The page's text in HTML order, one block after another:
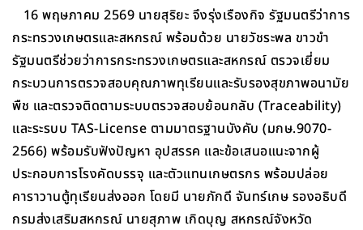
16 พฤษภาคม 2569 นายสุริยะ จึงรุ่งเรืองกิจ รัฐมนตรีว่าการ
กระทรวงเกษตรและสหกรณ์ พร้อมด้วย นายวัชระพล ขาวขำ
รัฐมนตรีช่วยว่าการกระทรวงเกษตรและสหกรณ์ ตรวจเยี่ยม
กระบวนการตรวจสอบคุณภาพทุเรียนและรับรองสุขภาพอนามัย
พืช และตรวจติดตามระบบตรวจสอบย้อนกลับ (Traceability)
และระรบบ TAS-License ตามมาตรฐานบังคับ (มกษ.9070-
2566) พร้อมรับฟังปัญหา อุปสรรค และข้อเสนอแนะจากผู้
ประกอบการโรงคัดบรรจุ และตัวแทนเกษตรกร พร้อมปล่อย
คาราวานตู้ทุเรียนส่งออก โดยมี นายภักดี จันทร์เกษ รองอธิบดี
กรมส่งเสริมสหกรณ์ นายสุภาพ เกิดบุญ สหกรณ์จังหวัด